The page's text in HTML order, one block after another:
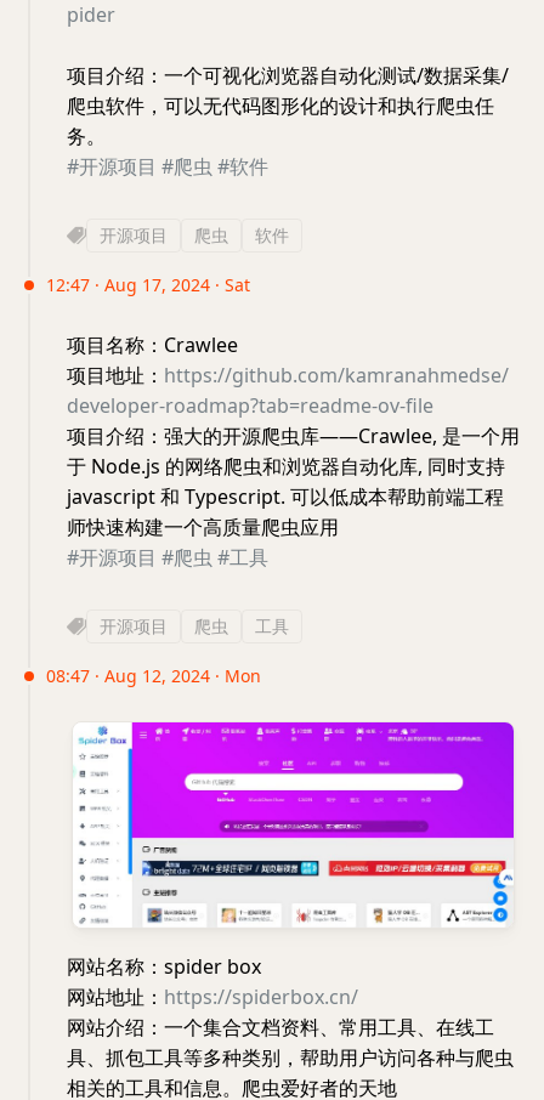
pider
项目介绍：一个可视化浏览器自动化测试/数据采集/
爬虫软件，可以无代码图形化的设计和执行爬虫任
务。
#开源项目 #爬虫 #软件
开源项目 爬虫 软件
12:47 · Aug 17, 2024 · Sat
项目名称：Crawlee
项目地址： https://github.com/kamranahmedse/
developer-roadmap?tab=readme-ov-file
项目介绍：强大的开源爬虫库——Crawlee, 是一个用
于 Node.js 的网络爬虫和浏览器自动化库, 同时支持
javascript 和 Typescript. 可以低成本帮助前端工程
师快速构建一个高质量爬虫应用
#开源项目 #爬虫 #工具
开源项目 爬虫 工具
08:47 · Aug 12, 2024 · Mon
网站名称：spider box
网站地址： https://spiderbox.cn/
网站介绍：一个集合文档资料、常用工具、在线工
具、抓包工具等多种类别，帮助用户访问各种与爬虫
相关的工具和信息。爬虫爱好者的天地